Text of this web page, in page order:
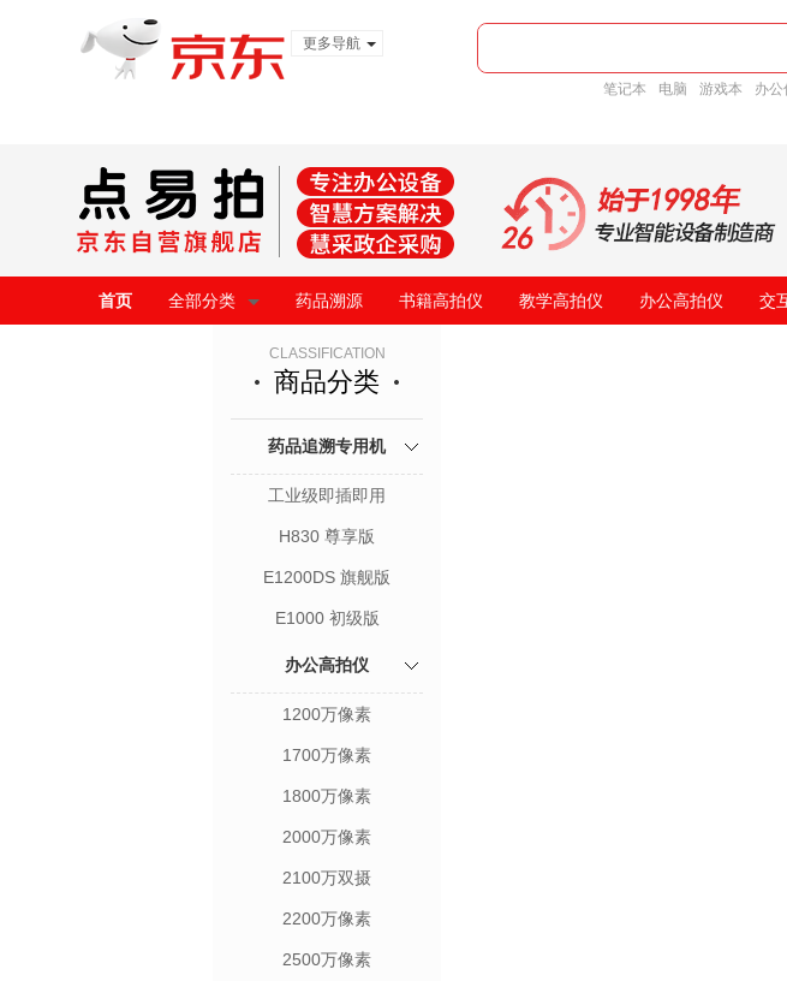
更多导航
笔记本 电脑 游戏本 办公
首页 全部分类 药品溯源 书籍高拍仪 教学高拍仪 办公高拍仪 交
CLASSIFICATION
商品分类
药品追溯专用机
工业级即插即用
H830 尊享版
E1200DS 旗舰版
E1000 初级版
办公高拍仪
1200万像素
1700万像素
1800万像素
2000万像素
2100万双摄
2200万像素
2500万像素